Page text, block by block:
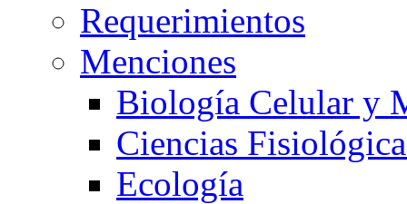
Requerimientos
Menciones
Biología Celular y
Ciencias
Ecología